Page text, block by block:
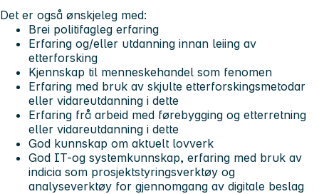
Det er også ønskjeleg med:
Brei politifagleg erfaring
Erfaring og/eller utdanning innan leiing av
etterforsking
Kjennskap til menneskehandel som fenomen
Erfaring med bruk av skjulte etterforskingsmetodar
eller vidareutdanning i dette
Erfaring frå arbeid med førebygging og etterretning
eller vidareutdanning i dette
God kunnskap om aktuelt lovverk
God IT-og systemkunnskap, erfaring med bruk av
indicia som prosjektstyringsverktøy og
analyseverktøy for gjennomgang av digitale beslag